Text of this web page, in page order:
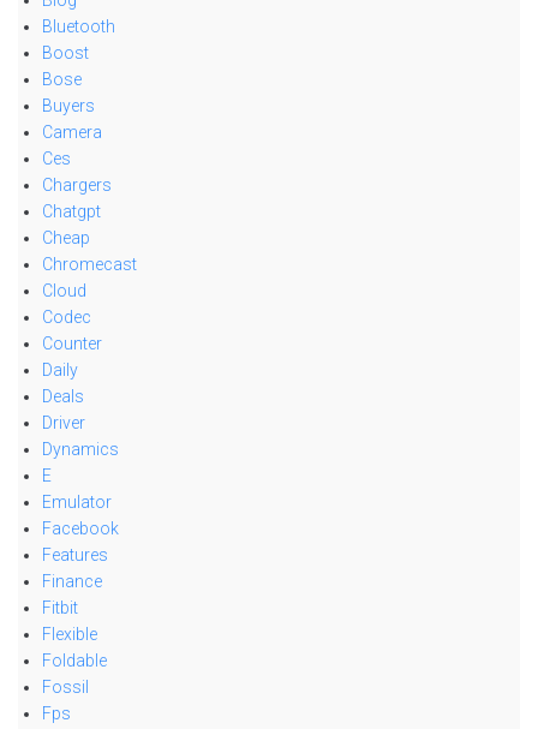
Bluetooth
Boost
Bose
Buyers
Camera
Ces
Chargers
Chatgpt
Cheap
Chromecast
Cloud
Codec
Counter
Daily
Deals
Driver
Dynamics
E
Emulator
Facebook
Features
Finance
Fitbit
Flexible
Foldable
Fossil
Fps